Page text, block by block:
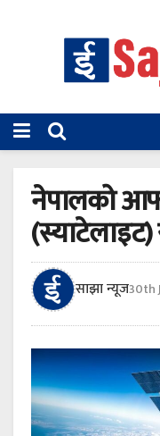
नेपालको
(स्याटेलाइट)
साझा न्यूज30th